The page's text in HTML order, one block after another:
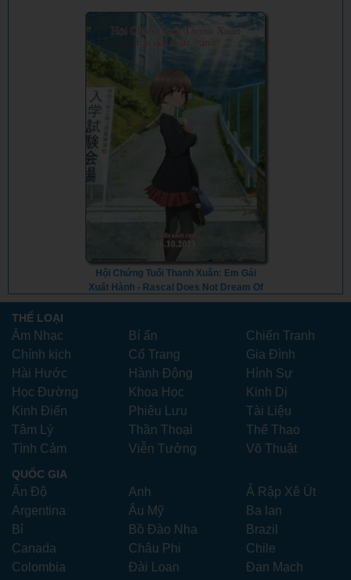
Hội Chứng Tuổi Thanh Xuân: Em Gái
Xuất Hành - Rascal Does Not Dream Of
A Sister Venturing Out (2023) - Vietsub
THỂ LOẠI
Âm Nhạc Bí ẩn
Chiến Tranh
Chính kịch
Cổ Trang
Gia Đình
Hài Hước
Hành Động
Hình Sự
Học Đường
Khoa Học
Kinh Dị
Kinh Điển
Phiêu Lưu
Tài Liệu
Tâm Lý
Thần Thoại
Thể Thao
Tình Cảm
Viễn Tưởng Võ Thuật
QUỐC GIA
Ấn Độ Anh
Ả Rập Xê Út
Argentina
Âu Mỹ
Ba lan
Bỉ
Bồ Đào Nha
Brazil
Canada
Châu Phi
Chile
Colombia
Đài Loan
Đan Mạch